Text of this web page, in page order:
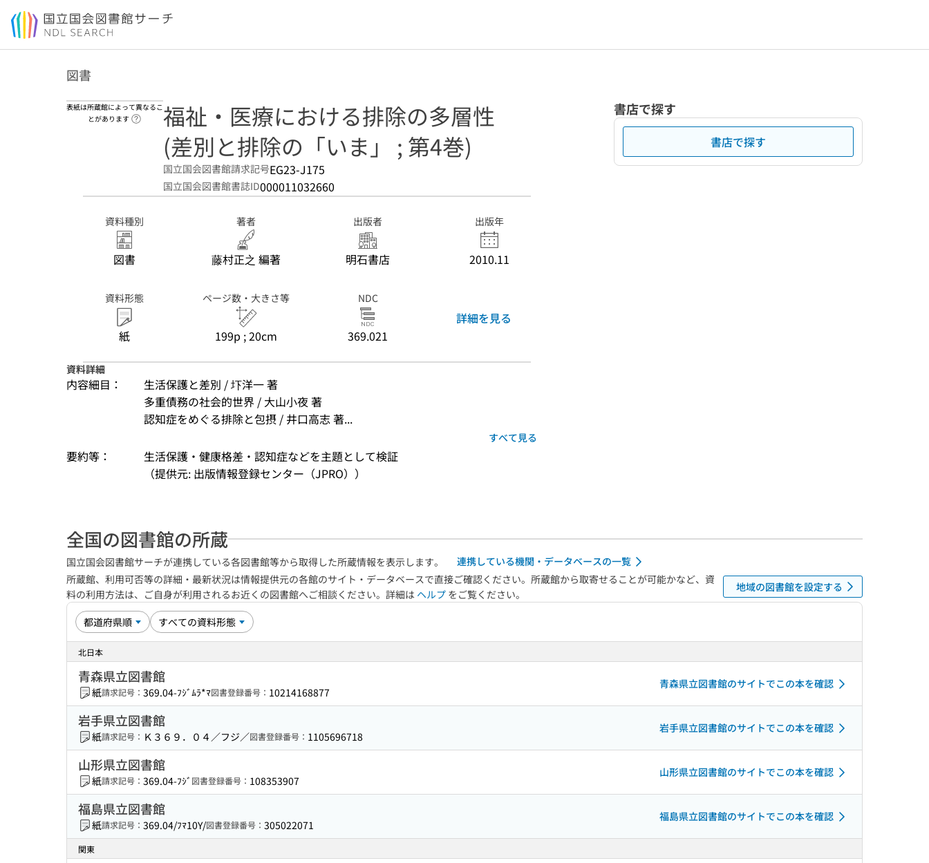
本文へ移動
図書
表紙は所蔵館によって異なるこ
とがあります
ヘルプページへのリンク
福祉・医療における排除の多層性
(差別と排除の「いま」 ; 第4巻)
国立国会図書館請求記号EG23-J175
国立国会図書館書誌ID000011032660
資料種別
図書
著者
藤村正之 編著
出版者
明石書店
出版年
2010.11
資料形態
紙
ページ数・大きさ等
199p ; 20cm
NDC
369.021
詳細を見る
資料詳細
内容細目：
生活保護と差別 / 圷洋一 著
多重債務の社会的世界 / 大山小夜 著
認知症をめぐる排除と包摂 / 井口高志 著...
すべて見る
要約等：
生活保護・健康格差・認知症などを主題として検証
（提供元: 出版情報登録センター（JPRO））
書店で探す
書店で探す
全国の図書館の所蔵
国立国会図書館サーチが連携している各図書館等から取得した所蔵情報を表示します。
連携している機関・データベースの一覧
所蔵館、利用可否等の詳細・最新状況は情報提供元の各館のサイト・データベースで直接ご確認ください。所蔵館から取寄せることが可能かなど、資
料の利用方法は、ご自身が利用されるお近くの図書館へご相談ください。詳細は ヘルプ をご覧ください。
地域の図書館を設定する
北日本
青森県立図書館
紙請求記号： 369.04-ﾌｼﾞﾑﾗ*ﾏ図書登録番号： 10214168877
青森県立図書館のサイトでこの本を確認
岩手県立図書館
紙請求記号： Ｋ３６９．０４／フジ／図書登録番号： 1105696718
岩手県立図書館のサイトでこの本を確認
山形県立図書館
紙請求記号： 369.04-ﾌｼﾞ 図書登録番号： 108353907
山形県立図書館のサイトでこの本を確認
福島県立図書館
紙請求記号： 369.04/ﾌﾏ10Y/図書登録番号： 305022071
福島県立図書館のサイトでこの本を確認
関東